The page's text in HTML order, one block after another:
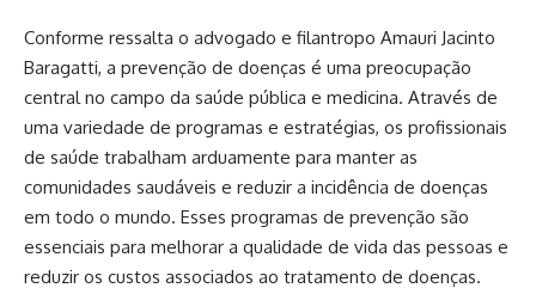
Conforme ressalta o advogado e filantropo Amauri Jacinto
Baragatti, a prevenção de doenças é uma preocupação
central no campo da saúde pública e medicina. Através de
uma variedade de programas e estratégias, os profissionais
de saúde trabalham arduamente para manter as
comunidades saudáveis ​​e reduzir a incidência de doenças
em todo o mundo. Esses programas de prevenção são
essenciais para melhorar a qualidade de vida das pessoas e
reduzir os custos associados ao tratamento de doenças.